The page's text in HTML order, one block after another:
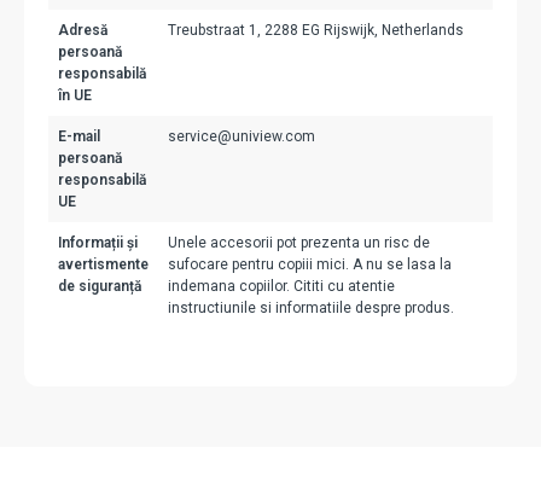
Adresă
persoană
responsabilă
în UE
Treubstraat 1, 2288 EG Rijswijk, Netherlands
E-mail
persoană
responsabilă
UE
service@uniview.com
Informații și
avertismente
de siguranță
Unele accesorii pot prezenta un risc de
sufocare pentru copiii mici. A nu se lasa la
indemana copiilor. Cititi cu atentie
instructiunile si informatiile despre produs.